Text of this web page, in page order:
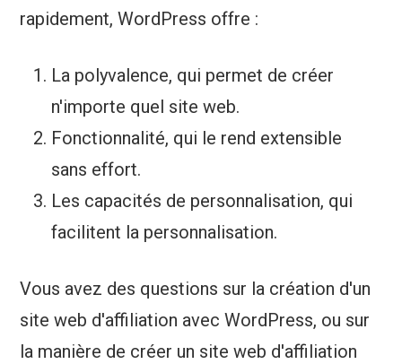
rapidement, WordPress offre :
La polyvalence, qui permet de créer
n'importe quel site web.
Fonctionnalité, qui le rend extensible
sans effort.
Les capacités de personnalisation, qui
facilitent la personnalisation.
Vous avez des questions sur la création d'un
site web d'affiliation avec WordPress, ou sur
la manière de créer un site web d'affiliation